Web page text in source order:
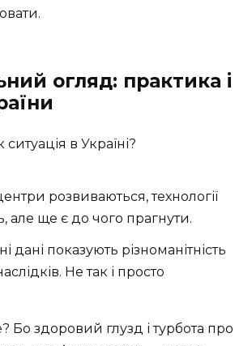
огляд: практика і
ситуація в Україні?
розвиваються, технології
але ще є до чого прагнути.
дані показують різноманітність
Не так і просто
Бо здоровий глузд і турбота про